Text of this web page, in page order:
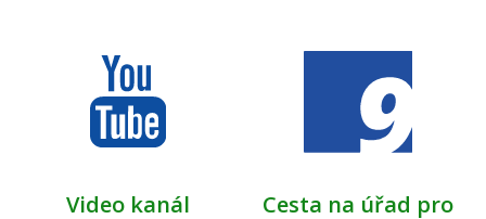
Video kanál
Cesta na úřad pro